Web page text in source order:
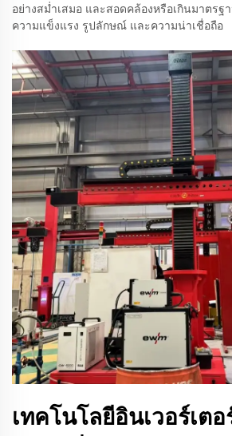
อย่างสม่ำเสมอ และสอดคล้องหรือเกินมาตร
ความแข็งแรง รูปลักษณ์ และความน่าเชื่อถือ
เทคโนโลยีอินเวอร์เต